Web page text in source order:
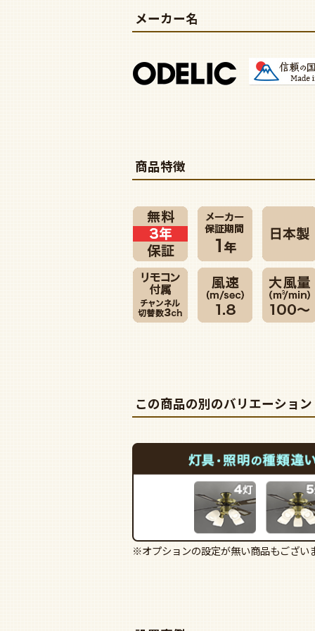
メーカー名
商品特徴
この商品の別のバリエーション
※オプションの設定が無い商品もござい